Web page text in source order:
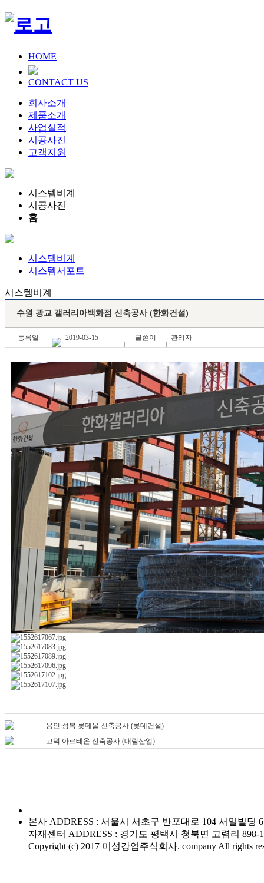
HOME
CONTACT US
회사소개
제품소개
사업실적
시공사진
고객지원
시스템비계
시공사진
홈
시스템비계
시스템서포트
시스템비계
수원 광교 갤러리아백화점 신축공사 (한화건설)
등록일 2019-03-15 글쓴이 관리자
용인 성복 롯데몰 신축공사 (롯데건설)
고덕 아르테온 신축공사 (대림산업)
본사 ADDRESS : 서울시 서초구 반포대로 104 서일빌딩
자재센터 ADDRESS : 경기도 평택시 청북면 고렴리
Copyright (c) 2017 미성강업주식회사. company All rights